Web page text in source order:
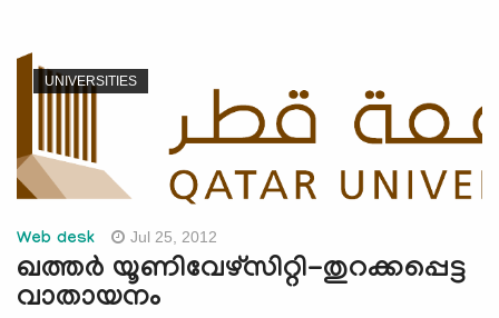
UNIVERSITIES
Web desk Jul 25, 2012
ഖത്തര്‍ യൂണിവേഴ്സിറ്റി-തുറക്കപ്പെട്ട
വാതായനം